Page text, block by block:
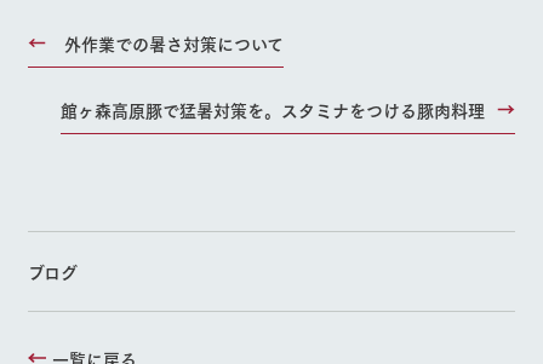
外作業での暑さ対策について
館ヶ森高原豚で猛暑対策を。スタミナをつける豚肉料理
ブログ
一覧に戻る